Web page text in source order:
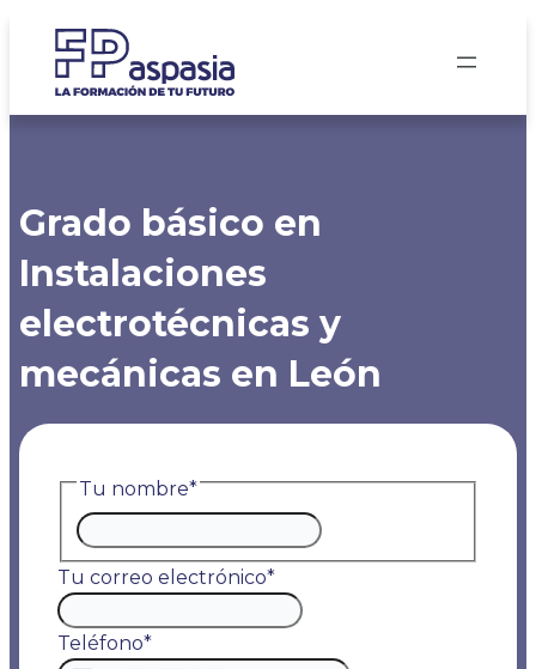
Saltar
contenido
Grado básico en
Instalaciones
electrotécnicas y
mecánicas en León
Tu nombre*
Nombre
Tu correo electrónico*
Teléfono*